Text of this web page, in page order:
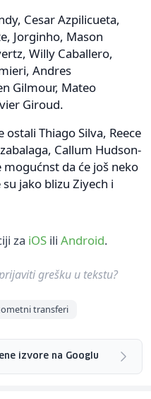
Cesar Azpilicueta,
Jorginho, Mason
Willy Caballero,
Andres
Gilmour, Mateo
Giroud.
Thiago Silva, Reece
Callum Hudson-
mogućnst da će još neko
jako blizu Ziyech i
za iOS ili Android.
grešku u tekstu?
transferi
izvore na Googlu